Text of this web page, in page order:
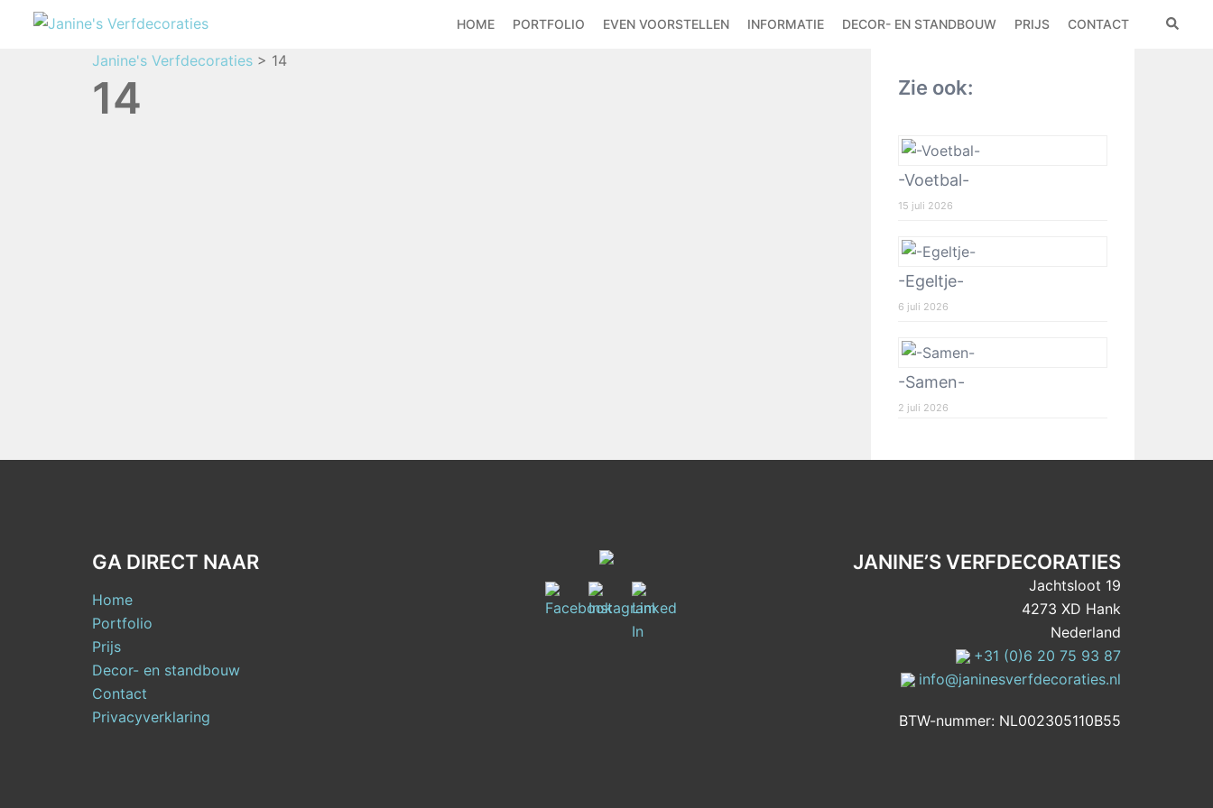
HOME PORTFOLIO EVEN VOORSTELLEN INFORMATIE DECOR- EN STANDBOUW PRIJS CONTACT
Janine's Verfdecoraties > 14
14 Zie ook:
-Voetbal-
15 juli 2026
-Egeltje-
6 juli 2026
-Samen-
2 juli 2026
GA DIRECT NAAR
Home
Portfolio
Prijs
Decor- en standbouw
Contact
Privacyverklaring
JANINE’S VERFDECORATIES
Jachtsloot 19
4273 XD Hank
Nederland
+31 (0)6 20 75 93 87
info@janinesverfdecoraties.nl
BTW-nummer: NL002305110B55